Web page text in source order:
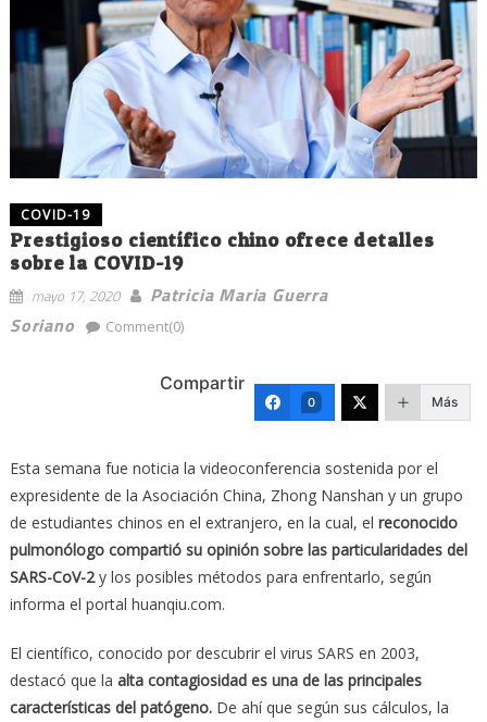
COVID-19
Prestigioso científico chino ofrece detalles
sobre la COVID-19
mayo 17, 2020
Patricia Maria Guerra
Soriano
Comment(0)
Compartir
0 Más
Esta semana fue noticia la videoconferencia sostenida por el
expresidente de la Asociación China, Zhong Nanshan y un grupo
de estudiantes chinos en el extranjero, en la cual, el reconocido
pulmonólogo compartió su opinión sobre las particularidades del
SARS-CoV-2y los posibles métodos para enfrentarlo, según
informa el portal huanqiu.com.
El científico, conocido por descubrir el virus SARS en 2003,
destacó que la alta contagiosidad es una de las principales
características del patógeno.De ahí que según sus cálculos, la